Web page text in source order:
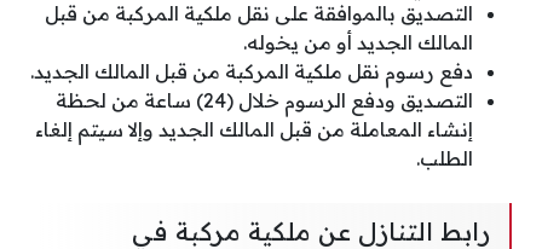
التصديق بالموافقة على نقل ملكية المركبة من قبل
المالك الجديد أو من يخوله.
دفع رسوم نقل ملكية المركبة من قبل المالك الجديد.
التصديق ودفع الرسوم خلال (24) ساعة من لحظة
إنشاء المعاملة من قبل المالك الجديد وإلا سيتم إلغاء
الطلب.
رابط التنازل عن ملكية مركبة في